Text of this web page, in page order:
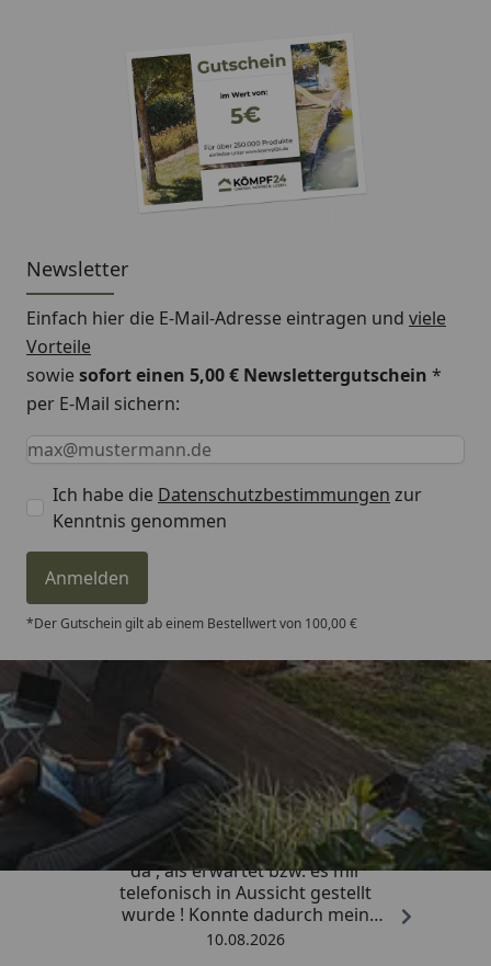
Newsletter
Einfach hier die E-Mail-Adresse eintragen und viele
Vorteile
sowiesofort einen 5,00 € Newslettergutschein *
per E-Mail sichern:
Keine Eingabe erforderlich
Eingabe erforderlich
E-Mail *
Ich habe die Datenschutzbestimmungen zur
Kenntnis genommen
Anmelden
*Der Gutschein gilt ab einem Bestellwert von 100,00 €
Trusted Shops
4,81/ 5
„Die Lieferung war viel schneller
da , als erwartet bzw. es mir
telefonisch in Aussicht gestellt
wurde ! Konnte dadurch mein
Vorhaben zeitnah beenden . Vielen
10.08.2026